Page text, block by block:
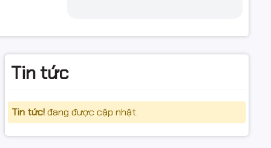
Tin tức
Tin tức!đang được cập nhật.